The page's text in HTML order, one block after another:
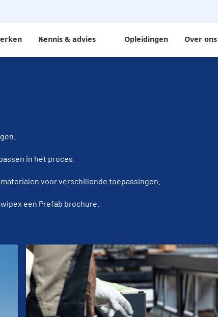
Kennis & advies Opleidingen Over ons
in het proces.
voor verschillende toepassingen.
een Prefab brochure.